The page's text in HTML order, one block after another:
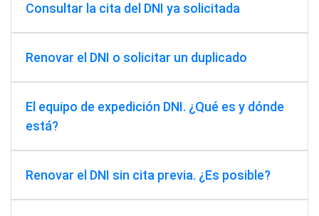
Consultar la cita del DNI ya solicitada
Renovar el DNI o solicitar un duplicado
El equipo de expedición DNI. ¿Qué es y dónde
está?
Renovar el DNI sin cita previa. ¿Es posible?